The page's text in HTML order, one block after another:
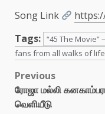
Song Link
Tags: “45 The
fans from all walks of life
Post
navigation
Previous
ரோஜா மல்லி
வெளியீடு